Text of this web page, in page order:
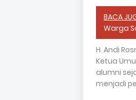
BACA
Warga
H. Andi
Ketua
alumni
menjadi